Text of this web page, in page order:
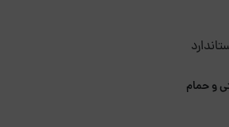
و حمام